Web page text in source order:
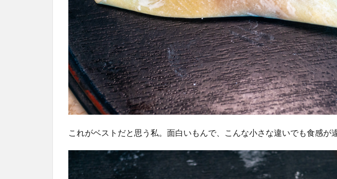
これがベストだと思う私。面白いもんで、こんな小さな違いでも食感が